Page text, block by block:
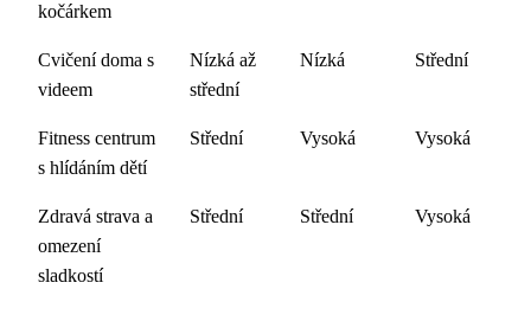
kočárkem
Cvičení doma s
videem
Nízká až
střední
Nízká Střední
Fitness centrum
s hlídáním dětí
Střední Vysoká Vysoká
Zdravá strava a
omezení
sladkostí
Střední Střední Vysoká